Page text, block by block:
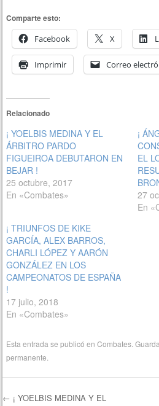
Comparte esto:
Facebook
X
Imprimir Correo
Relacionado
¡ YOELBIS MEDINA Y EL
ÁRBITRO PARDO
FIGUEIROA DEBUTARON EN
BEJAR !
25 octubre, 2017
En «Combates»
¡
EL
27
En
¡ TRIUNFOS DE KIKE
GARCÍA, ALEX BARROS,
CHARLI LÓPEZ Y AARÓN
GONZÁLEZ EN LOS
CAMPEONATOS DE ESPAÑA
!
17 julio, 2018
En «Combates»
Esta entrada se publicó enCombates .
permanente
← ¡ YOELBIS MEDINA Y EL